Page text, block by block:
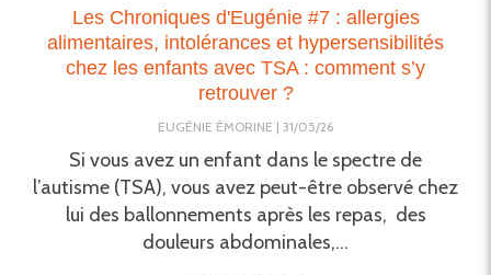
Les Chroniques d'Eugénie #7 : allergies
alimentaires, intolérances et hypersensibilités
chez les enfants avec TSA : comment s’y
retrouver ?
EUGÉNIE ÉMORINE 31/05/26
Si vous avez un enfant dans le spectre de
l’autisme (TSA), vous avez peut-être observé chez
lui des ballonnements après les repas, des
douleurs abdominales,...